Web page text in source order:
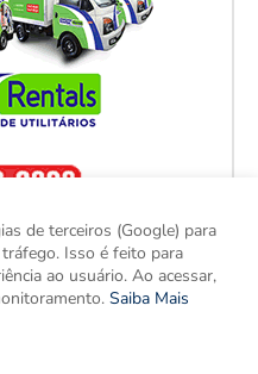
de terceiros (Google) para
Isso é feito para
ao usuário. Ao acessar,
Saiba Mais